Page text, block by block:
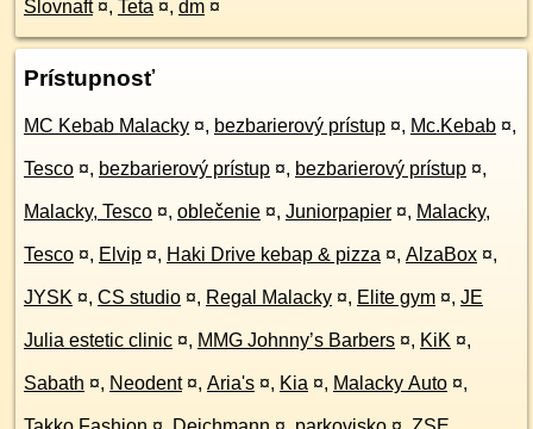
Slovnaft ¤, Teta ¤, dm ¤
Prístupnosť
MC Kebab Malacky ¤, bezbarierový prístup ¤, Mc.Kebab ¤,
Tesco ¤, bezbarierový prístup ¤, bezbarierový prístup ¤,
Malacky, Tesco ¤, oblečenie ¤, Juniorpapier ¤, Malacky,
Tesco ¤, Elvip ¤, Haki Drive kebap & pizza ¤, AlzaBox ¤,
JYSK ¤, CS studio ¤, Regal Malacky ¤, Elite gym ¤, JE
Julia estetic clinic ¤, MMG Johnny’s Barbers ¤, KiK ¤,
Sabath ¤, Neodent ¤, Aria's ¤, Kia ¤, Malacky Auto ¤,